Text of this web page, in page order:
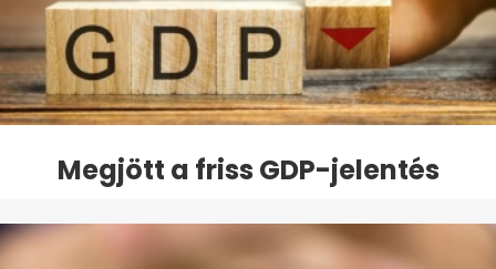
Megjött a friss GDP-jelentés